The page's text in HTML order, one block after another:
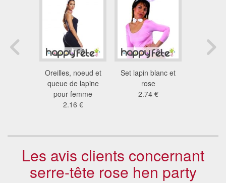
Oreilles, noeud et
queue de lapine
pour femme
2.16 €
Set lapin blanc et
rose
2.74 €
Les avis clients concernant
serre-tête rose hen party